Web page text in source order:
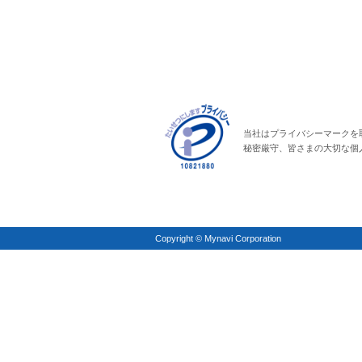
当社はプライバシーマークを
秘密厳守、皆さまの大切な個
Copyright © Mynavi Corporation